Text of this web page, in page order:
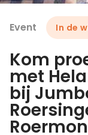
Event In de
Kom
met
bij